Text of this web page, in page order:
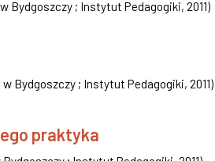
Bydgoszczy ; Instytut Pedagogiki, 2011)
Bydgoszczy ; Instytut Pedagogiki, 2011)
praktyka